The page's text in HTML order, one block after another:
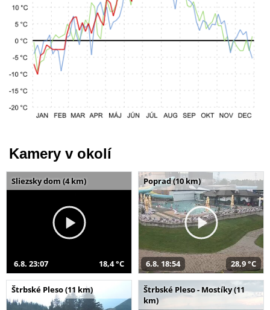
Kamery v okolí
Sliezsky dom (4 km)
6.8. 23:07 18,4 °C
Poprad (10 km)
6.8. 18:54 28,9 °C
Štrbské Pleso (11 km)
Štrbské Pleso - Mostíky (11
km)